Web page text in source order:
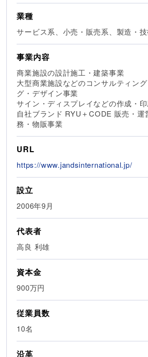
業種
サービス系、小売・販売系、製造・
事業内容
商業施設の設計施工・建築事業
大型商業施設などのコンサルティン
グ・デザイン事業
サイン・ディスプレイなどの作成・
自社ブランド RYU＋CODE 販売・運
務・物販事業
URL
https://www.jandsinternational.jp/
設立
2006年9月
代表者
高良 利雄
資本金
900万円
従業員数
10名
沿革